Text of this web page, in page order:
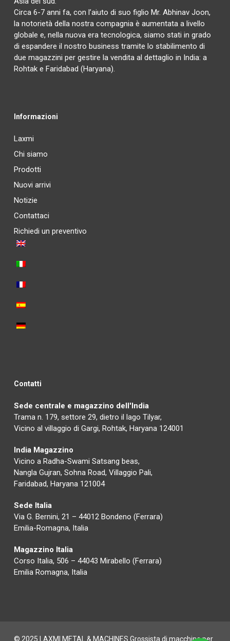
Circa 6-7 anni fa, con l’aiuto di suo figlio Mr. Abhinav Joon,
la notorietà della nostra compagnia è aumentata a livello
globale e, nella nuova era tecnologica, siamo stati in grado
di espandere il nostro business tramite lo stabilimento di
due magazzini per gestire la vendita al dettaglio in India: a
Rohtak e Faridabad (Haryana).
Informazioni
Laxmi
Chi siamo
Prodotti
Nuovi arrivi
Notizie
Contattaci
Richiedi un preventivo
Contatti
Sede centrale e magazzino dell'India
Trama n. 179, settore 29, dietro il lago Tilyar,
Vicino al villaggio di Gargi, Rohtak, Haryana 124001
India Magazzino
Vicino a Radha-Swami Satsang beas,
Nangla Gujran, Sohna Road, Villaggio Pali,
Faridabad, Haryana 121004
Sede Italia
Via G. Bernini, 21 – 44012 Bondeno (Ferrara)
Emilia-Romagna, Italia
Magazzino Italia
Corso Italia, 506 – 44043 Mirabello (Ferrara)
Emilia Romagna, Italia
© 2025 LAXMI METAL & MACHINES Grossista di macchine per